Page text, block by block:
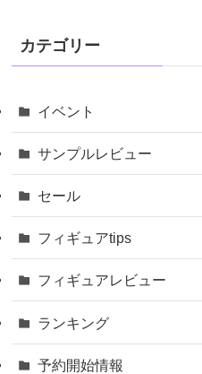
カテゴリー
イベント
サンプルレビュー
セール
フィギュアtips
フィギュアレビュー
ランキング
予約開始情報